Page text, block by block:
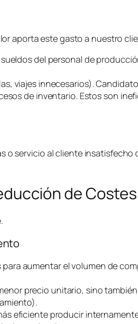
aporta este gasto a nuestro
sueldos del personal de
viajes innecesarios).
de inventario. Estos son
servicio al cliente insatisfecho
de Costes
aumentar el volumen de
precio unitario, sino
eficiente producir